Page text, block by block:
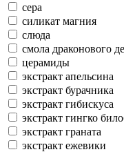
сера
силикат магния
слюда
смола драконового
церамиды
экстракт апельсина
экстракт бурачника
экстракт гибискуса
экстракт гингко
экстракт граната
экстракт ежевики